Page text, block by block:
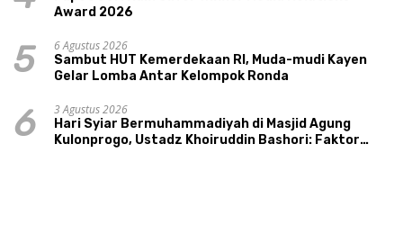
Award 2026
5
6 Agustus 2026
Sambut HUT Kemerdekaan RI, Muda-mudi Kayen
Gelar Lomba Antar Kelompok Ronda
6
3 Agustus 2026
Hari Syiar Bermuhammadiyah di Masjid Agung
Kulonprogo, Ustadz Khoiruddin Bashori: Faktor